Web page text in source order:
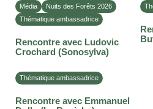
Média
Nuits des Forêts 2026
Thématique ambassadrice
Rencontre avec Ludovic
Crochard (Sonosylva)
Thématique ambassadrice
Rencontre avec Emmanuel